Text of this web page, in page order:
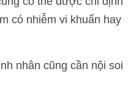
có nhiễm vi khuẩn hay
nhân cũng cần nội soi